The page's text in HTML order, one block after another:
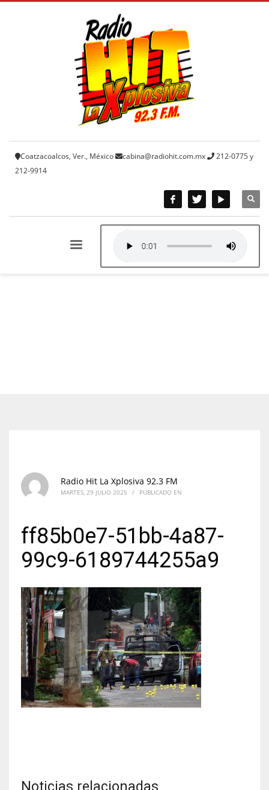
Coatzacoalcos, Ver., México cabina@radiohit.com.mx
212-0775 y
212-9914
Radio Hit La Xplosiva 92.3 FM
MARTES, 29 JULIO 2025 / PUBLICADO EN
ff85b0e7-51bb-4a87-
99c9-6189744255a9
Noticias relacionadas